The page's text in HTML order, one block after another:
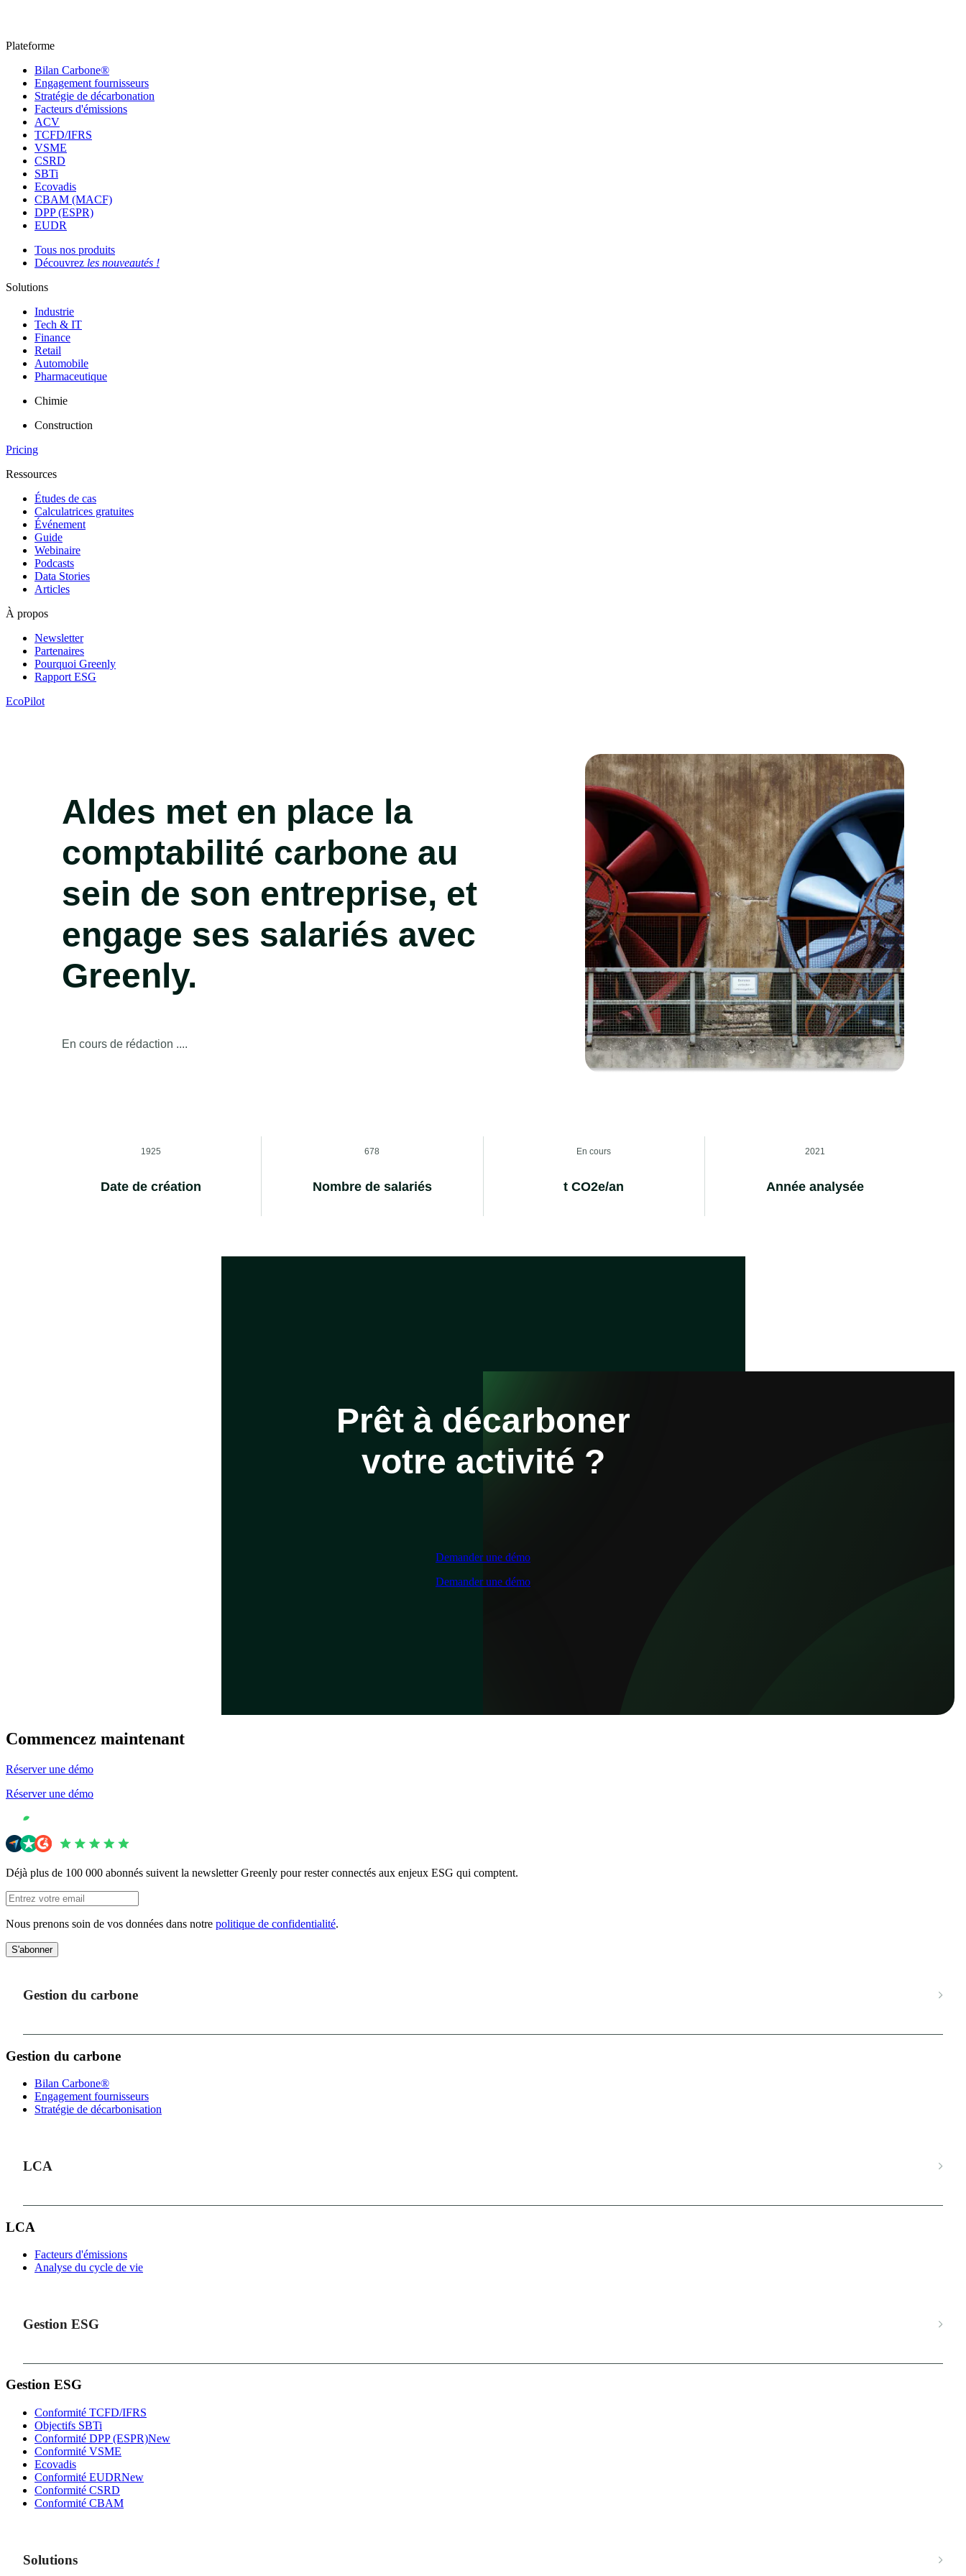
Plateforme
Bilan Carbone®
Engagement fournisseurs
Stratégie de décarbonation
Facteurs d'émissions
ACV
TCFD/IFRS
VSME
CSRD
SBTi
Ecovadis
CBAM (MACF)
DPP (ESPR)
EUDR
Tous nos produits
Découvrez les nouveautés !
Solutions
Industrie
Tech & IT
Finance
Retail
Automobile
Pharmaceutique
Chimie
Construction
Pricing
Ressources
Études de cas
Calculatrices gratuites
Événement
Guide
Webinaire
Podcasts
Data Stories
Articles
À propos
Newsletter
Partenaires
Pourquoi Greenly
Rapport ESG
EcoPilot
Aldes met en place la
comptabilité carbone au
sein de son entreprise, et
engage ses salariés avec
Greenly.
En cours de rédaction ....
1925
Date de création
678
Nombre de salariés
En cours
t CO2e/an
2021
Année analysée
Prêt à décarboner
votre activité ?
Demander une démo
Demander une démo
Commencez maintenant
Réserver une démo
Réserver une démo
Déjà plus de 100 000 abonnés suivent la newsletter Greenly pour rester connectés aux enjeux ESG qui comptent.
Nous prenons soin de vos données dans notre politique de confidentialité.
S'abonner
Gestion du carbone
Gestion du carbone
Bilan Carbone®
Engagement fournisseurs
Stratégie de décarbonisation
LCA
LCA
Facteurs d'émissions
Analyse du cycle de vie
Gestion ESG
Gestion ESG
Conformité TCFD/IFRS
Objectifs SBTi
Conformité DPP (ESPR)New
Conformité VSME
Ecovadis
Conformité EUDRNew
Conformité CSRD
Conformité CBAM
Solutions